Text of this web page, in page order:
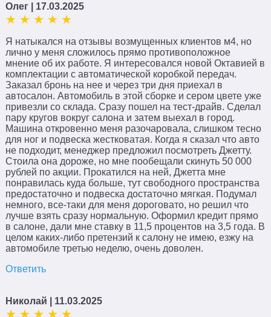
Олег | 17.03.2025
Я натыкался на отзывы возмущенных клиентов м4, но
лично у меня сложилось прямо противоположное
мнение об их работе. Я интересовался новой Октавией в
комплектации с автоматической коробкой передач.
Заказал бронь на нее и через три дня приехал в
автосалон. Автомобиль в этой сборке и сером цвете уже
привезли со склада. Сразу пошел на тест-драйв. Сделал
пару кругов вокруг салона и затем выехал в город.
Машина откровенно меня разочаровала, слишком тесно
для ног и подвеска жестковатая. Когда я сказал что авто
не подходит, менеджер предложил посмотреть Джетту.
Стоила она дороже, но мне пообещали скинуть 50 000
рублей по акции. Прокатился на ней, Джетта мне
понравилась куда больше, тут свободного пространства
предостаточно и подвеска достаточно мягкая. Подумал
немного, все-таки для меня дороговато, но решил что
лучше взять сразу нормальную. Оформил кредит прямо
в салоне, дали мне ставку в 11,5 процентов на 3,5 года. В
целом каких-либо претензий к салону не имею, езжу на
автомобиле третью неделю, очень доволен.
Ответить
Николай | 11.03.2025